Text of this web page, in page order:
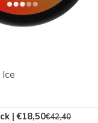
| €18,50€42,40